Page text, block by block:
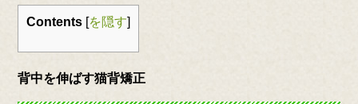
Contents [を隠す]
背中を伸ばす猫背矯正